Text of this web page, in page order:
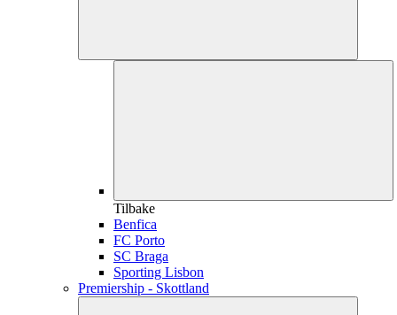
Tilbake
Benfica
FC Porto
SC Braga
Sporting Lisbon
Premiership - Skottland